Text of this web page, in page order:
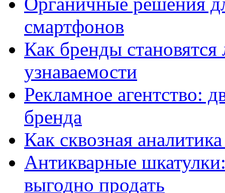
смартфонов
Как бренды
узнаваемости
Рекламное агентство:
бренда
Как сквозная
Антикварные
выгодно продать